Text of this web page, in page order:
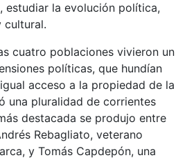
estudiar la evolución política,
cultural.
cuatro poblaciones vivieron un
políticas, que hundían
acceso a la propiedad de la
una pluralidad de corrientes
destacada se produjo entre
Rebagliato, veterano
y Tomás Capdepón, una